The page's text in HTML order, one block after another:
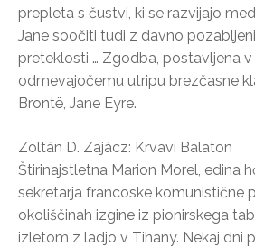
prepleta s čustvi, ki se razvijajo
Jane soočiti tudi z davno
preteklosti … Zgodba, postavljena
odmevajočemu utripu brezčasne
Brontë, Jane Eyre.
Zoltán D. Zajácz: Krvavi Balaton
Štirinajstletna Marion Morel, edina
sekretarja francoske komunistične
okoliščinah izgine iz pionirskega
izletom z ladjo v Tihany. Nekaj dni